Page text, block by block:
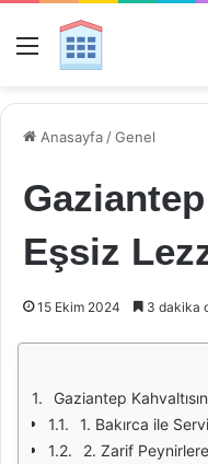
Menü
Anasayfa /Genel
Gaziantep
Eşsiz
15 Ekim 2024 3 dakika
Gaziantep
1. Bakırca ile
2. Zarif